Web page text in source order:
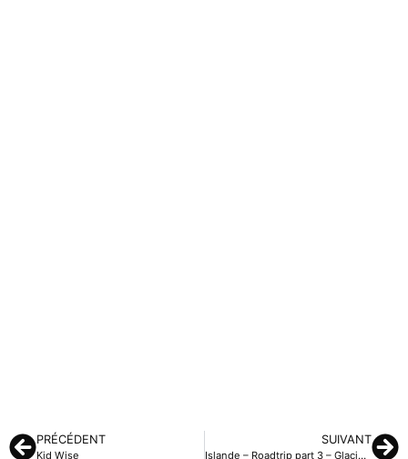
PRÉCÉDENT
Kid Wise
SUIVANT
Islande – Roadtrip part 3 – Glacier sur volcan, plages cendre noir de Vík et aurores boréales